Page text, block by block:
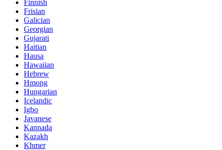
Finnish
Frisian
Galician
Georgian
Gujarati
Haitian
Hausa
Hawaiian
Hebrew
Hmong
Hungarian
Icelandic
Igbo
Javanese
Kannada
Kazakh
Khmer